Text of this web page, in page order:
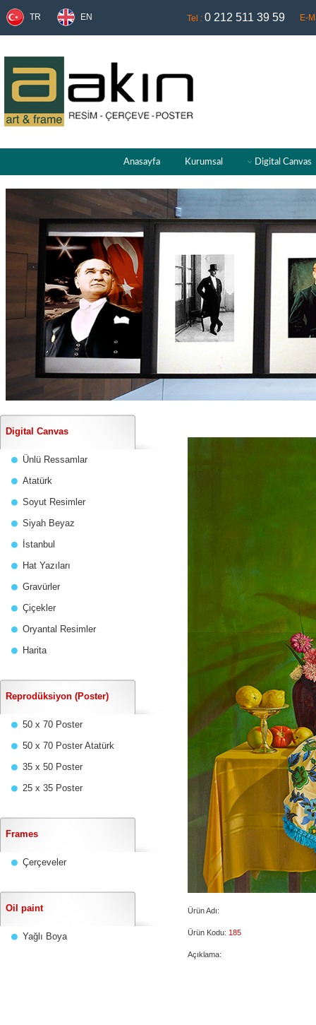
TR EN Tel : 0 212 511 39 59 E-
Anasayfa Kurumsal Digital Canvas
Digital Canvas
Ünlü Ressamlar
Atatürk
Soyut Resimler
Siyah Beyaz
İstanbul
Hat Yazıları
Gravürler
Çiçekler
Oryantal Resimler
Harita
Reprodüksiyon (Poster)
50 x 70 Poster
50 x 70 Poster Atatürk
35 x 50 Poster
25 x 35 Poster
Frames
Çerçeveler
Oil paint
Yağlı Boya
Ürün Adı:
Ürün Kodu: 185
Açıklama: